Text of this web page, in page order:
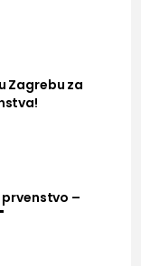
Zagrebu za
prvenstvo –